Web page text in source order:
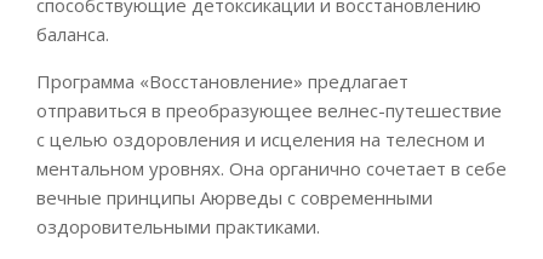
баланса.
Программа «Восстановление» предлагает
отправиться в преобразующее велнес-путешествие
с целью оздоровления и исцеления на телесном и
ментальном уровнях. Она органично сочетает в себе
вечные принципы Аюрведы с современными
оздоровительными практиками.